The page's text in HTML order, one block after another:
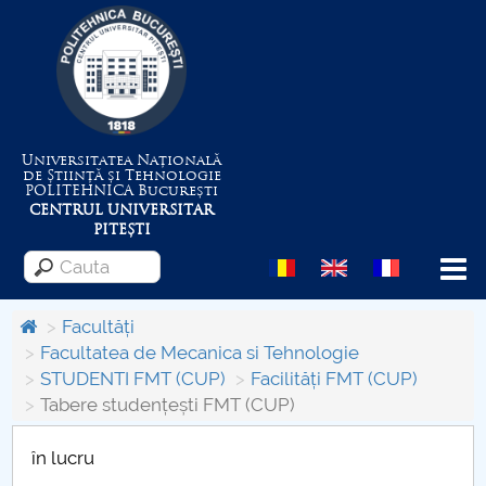
Universitatea Națională
de Știință și Tehnologie
POLITEHNICABucurești
CENTRUL UNIVERSITAR
PITEȘTI
Menu
Despre Universitate
Centrul de Management al Proiectelor
Facultăți
Facultatea de Mecanica si Tehnologie
STUDENTI FMT (CUP)
Facilități FMT (CUP)
Tabere studențești FMT (CUP)
în lucru